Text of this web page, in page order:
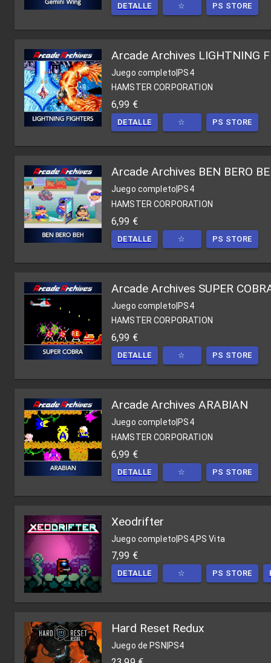
DETALLE ☆ PS STORE
Arcade Archives LIGHTNING
Juego completo|PS4
HAMSTER CORPORATION
6,99 €
DETALLE ☆ PS STORE
Arcade Archives BEN BERO
Juego completo PS4
HAMSTER CORPORATION
6,99 €
DETALLE ☆ PS STORE
Arcade Archives SUPER
Juego completo|PS4
HAMSTER CORPORATION
6,99 €
DETALLE ☆ PS STORE
Arcade Archives ARABIAN
Juego completo PS4
HAMSTER CORPORATION
6,99 €
DETALLE ☆ PS STORE
Xeodrifter
Juego completo|PS4,PS Vita
7,99 €
DETALLE ☆ PS STORE
Hard Reset Redux
Juego de PSN|PS4